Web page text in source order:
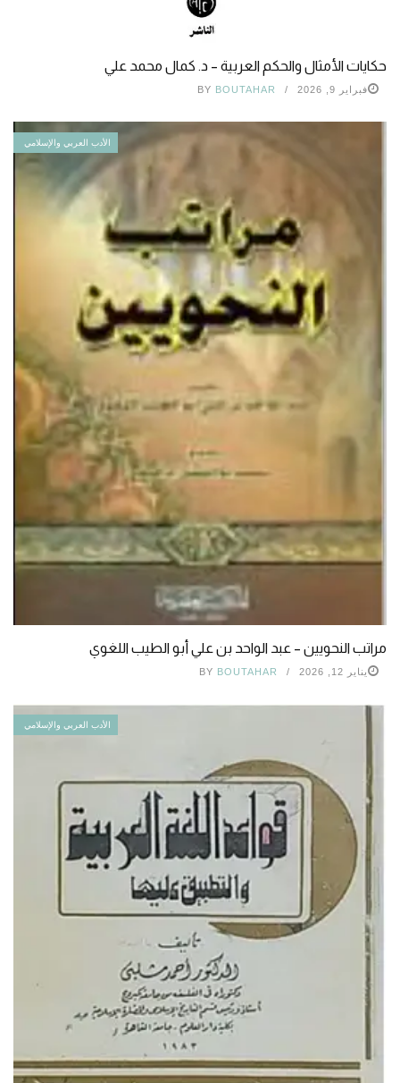
حكايات الأمثال والحكم العربية – د. كمال محمد علي
فبراير 9, 2026 BY BOUTAHAR
الأدب العربي والإسلامي
مراتب النحویین – عبد الواحد بن علي أبو الطيب اللغوي
يناير 12, 2026 BY BOUTAHAR
الأدب العربي والإسلامي